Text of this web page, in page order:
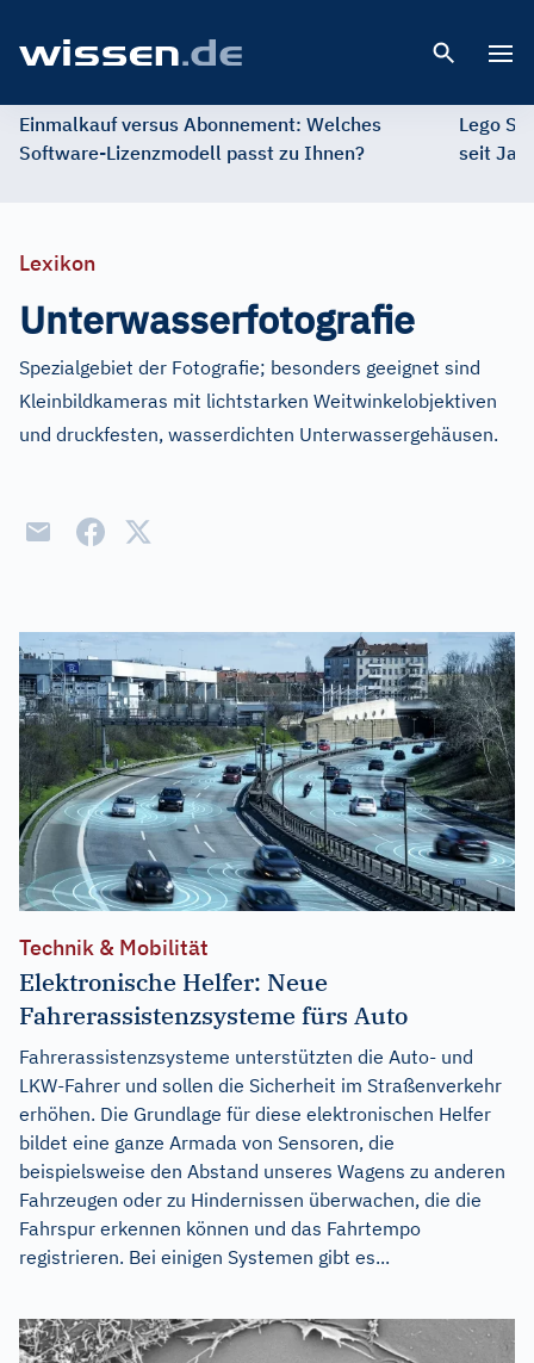
Einmalkauf versus Abonnement: Welches
Software-Lizenzmodell passt zu Ihnen?
Lego
seit
Lexikon
Unterwasserfotografie
Spezialgebiet der Fotografie; besonders geeignet sind
Kleinbildkameras mit lichtstarken Weitwinkelobjektiven
und druckfesten, wasserdichten Unterwassergehäusen.
Technik & Mobilität
Elektronische Helfer: Neue
Fahrerassistenzsysteme fürs Auto
Fahrerassistenzsysteme unterstützten die Auto- und
LKW-Fahrer und sollen die Sicherheit im Straßenverkehr
erhöhen. Die Grundlage für diese elektronischen Helfer
bildet eine ganze Armada von Sensoren, die
beispielsweise den Abstand unseres Wagens zu anderen
Fahrzeugen oder zu Hindernissen überwachen, die die
Fahrspur erkennen können und das Fahrtempo
registrieren. Bei einigen Systemen gibt es...